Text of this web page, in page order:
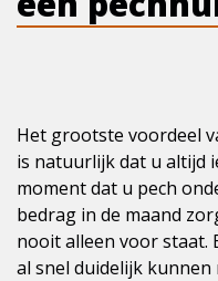
Het grootste voordeel
is natuurlijk dat u altijd
moment dat u pech
bedrag in de maand
nooit alleen voor staat.
al snel duidelijk